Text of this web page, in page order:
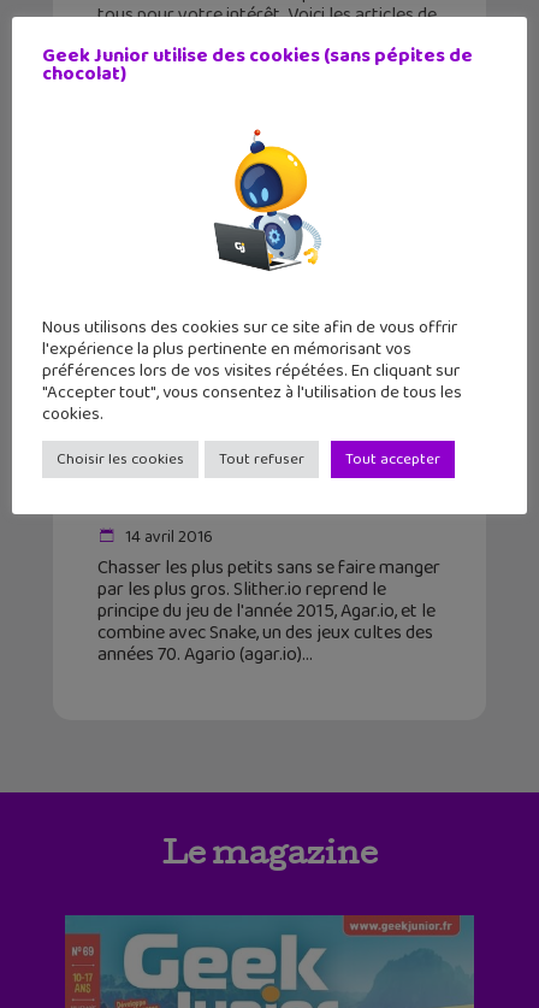
tous pour votre intérêt. Voici les articles de
scolaire pas comme les autres, un
Slither.io : le mariage rigolo des jeux
14 avril 2016
Chasser les plus petits sans se faire manger
par les plus gros. Slither.io reprend le
principe du jeu de l'année 2015, Agar.io, et le
combine avec Snake, un des jeux cultes des
années 70. Agario (agar.io)
Le magazine
Geek Junior utilise des cookies (sans pépites de
chocolat)
Nous utilisons des cookies sur ce site afin de vous offrir
l'expérience la plus pertinente en mémorisant vos
préférences lors de vos visites répétées. En cliquant sur
"Accepter tout", vous consentez à l'utilisation de tous les
cookies.
Choisir les cookies Tout refuser Tout accepter